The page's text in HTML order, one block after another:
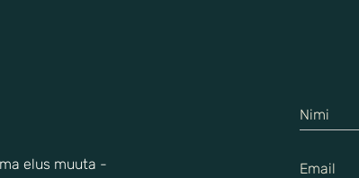
elus muuta -